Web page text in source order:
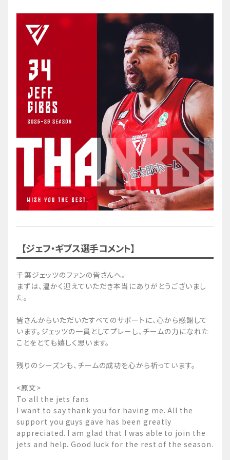
【ジェフ・ギブス選手コメント】
千葉ジェッツのファンの皆さんへ。
まずは、温かく迎えていただき本当にありがとうございまし
た。
皆さんからいただいたすべてのサポートに、心から感謝して
います。ジェッツの一員としてプレーし、チームの力になれた
ことをとても嬉しく思います。
残りのシーズンも、チームの成功を心から祈っています。
<原文>
To all the jets fans
I want to say thank you for having me. All the
support you guys gave has been greatly
appreciated. I am glad that I was able to join the
jets and help. Good luck for the rest of the season.